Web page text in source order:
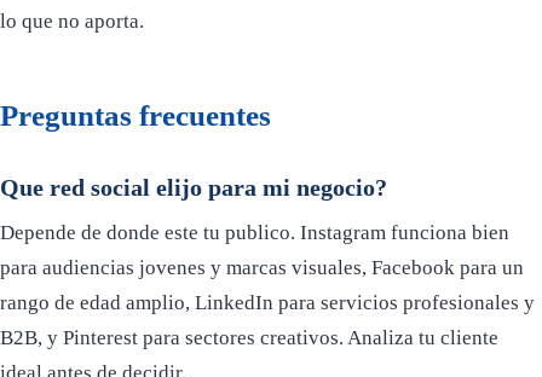
lo que no aporta.
Preguntas frecuentes
Que red social elijo para mi negocio?
Depende de donde este tu publico. Instagram funciona bien
para audiencias jovenes y marcas visuales, Facebook para un
rango de edad amplio, LinkedIn para servicios profesionales y
B2B, y Pinterest para sectores creativos. Analiza tu cliente